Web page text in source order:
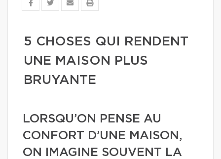
5 CHOSES QUI RENDENT
UNE MAISON PLUS
BRUYANTE
LORSQU’ON PENSE AU
CONFORT D’UNE MAISON,
ON IMAGINE SOUVENT LA